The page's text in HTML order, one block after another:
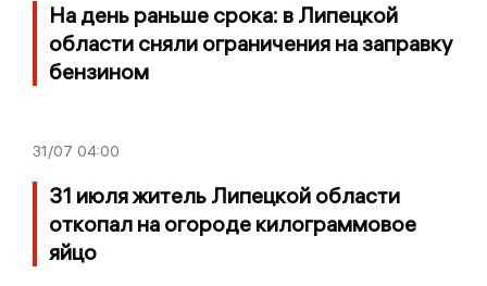
На день раньше срока: в Липецкой
области сняли ограничения на заправку
бензином
31/07 04:00
31 июля житель Липецкой области
откопал на огороде килограммовое
яйцо